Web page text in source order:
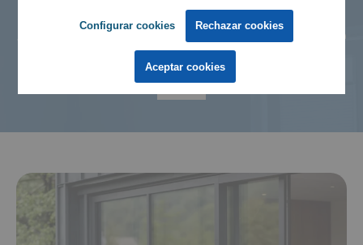
Configurar cookies Rechazar cookies
Aceptar cookies
Puertas
Marcas
Soluciones para ventanas a pie
de calle